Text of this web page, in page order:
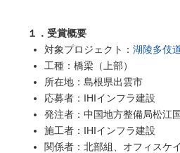
１．受賞概要
対象プロジェクト：湖陵多伎
工種：橋梁（上部）
所在地：島根県出雲市
応募者：IHIインフラ建設
発注者：中国地方整備局松江
施工者：IHIインフラ建設
関係者：北部組、オフィスケ